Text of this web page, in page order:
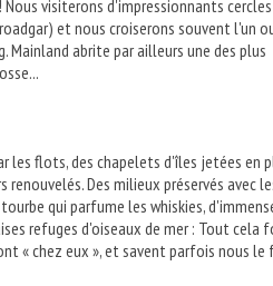
visiterons d'impressionnants
et nous croiserons souvent l'un
abrite par ailleurs une des plus
les flots, des chapelets d'îles jetées en
Des milieux préservés avec
qui parfume les whiskies,
refuges d'oiseaux de mer : Tout cela
« chez eux », et savent parfois nous le